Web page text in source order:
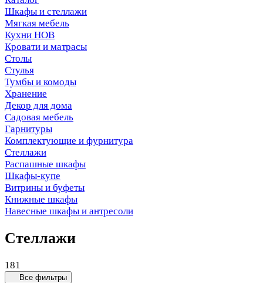
Шкафы и стеллажи
Мягкая мебель
Кухни НОВ
Кровати и матрасы
Столы
Стулья
Тумбы и комоды
Хранение
Декор для дома
Садовая мебель
Гарнитуры
Комплектующие и фурнитура
Стеллажи
Распашные шкафы
Шкафы-купе
Витрины и буфеты
Книжные шкафы
Навесные шкафы и антресоли
Стеллажи
181
Все фильтры